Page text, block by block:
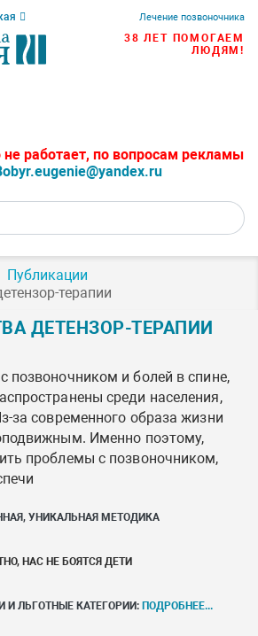
Лечение позвоночника
38 ЛЕТ ПОМОГАЕМ
ЛЮДЯМ!
не работает, по вопросам рекламы
Публикации
терапии
ДЕТЕНЗОР-ТЕРАПИИ
позвоночником и болей в спине,
среди населения,
за современного образа жизни
Именно поэтому,
проблемы с позвоночником,
УНИКАЛЬНАЯ МЕТОДИКА
НАС НЕ БОЯТСЯ ДЕТИ
И ЛЬГОТНЫЕ КАТЕГОРИИ: ПОДРОБНЕЕ...